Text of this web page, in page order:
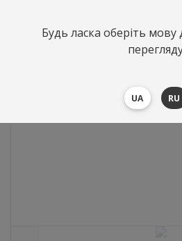
Будь ласка оберіть
UA RU